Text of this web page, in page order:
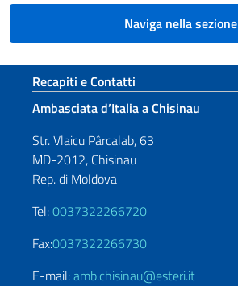
Naviga nella sezione
Sezione footer
Recapiti e Contatti
Ambasciata d’Italia a Chisinau
Str. Vlaicu Pârcalab, 63
MD-2012, Chisinau
Rep. di Moldova
Tel:0037322266720
Fax:0037322266730
E-mail:amb.chisinau@esteri.it